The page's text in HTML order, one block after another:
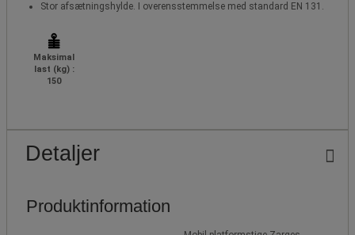
Stor afsætningshylde. I overensstemmelse med standard EN 131.
Maksimal
last (kg) :
150
Detaljer
Produktinformation